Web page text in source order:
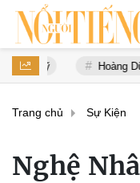
kết hợp cùng nghệ sĩ
Trang chủ Sự Kiện
Nghệ